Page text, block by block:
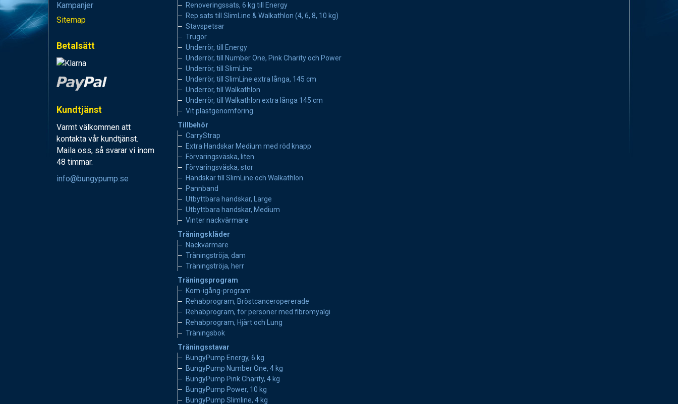
Kampanjer
Sitemap
Betalsätt
Kundtjänst
Varmt välkommen att
kontakta vår kundtjänst.
Maila oss, så svarar vi inom
48 timmar.
info@bungypump.se
Renoveringssats, 6 kg till Energy
Rep.sats till SlimLine & Walkathlon (4, 6, 8, 10 kg)
Stavspetsar
Trugor
Underrör, till Energy
Underrör, till Number One, Pink Charity och Power
Underrör, till SlimLine
Underrör, till SlimLine extra långa, 145 cm
Underrör, till Walkathlon
Underrör, till Walkathlon extra långa 145 cm
Vit plastgenomföring
Tillbehör
CarryStrap
Extra Handskar Medium med röd knapp
Förvaringsväska, liten
Förvaringsväska, stor
Handskar till SlimLine och Walkathlon
Pannband
Utbyttbara handskar, Large
Utbyttbara handskar, Medium
Vinter nackvärmare
Träningskläder
Nackvärmare
Träningströja, dam
Träningströja, herr
Träningsprogram
Kom-igång-program
Rehabprogram, Bröstcanceropererade
Rehabprogram, för personer med fibromyalgi
Rehabprogram, Hjärt och Lung
Träningsbok
Träningsstavar
BungyPump Energy, 6 kg
BungyPump Number One, 4 kg
BungyPump Pink Charity, 4 kg
BungyPump Power, 10 kg
BungyPump Slimline, 4 kg